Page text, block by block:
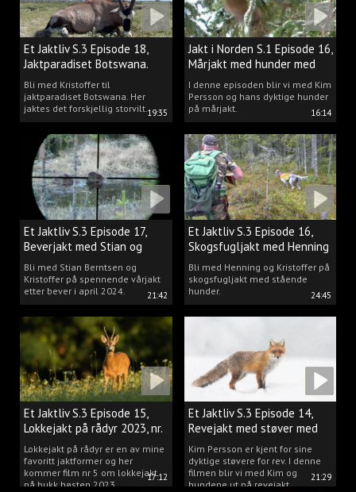
19:35
Et Jaktliv S.3 Episode 18,
Jaktparadiset Botswana.
Bli med Kristoffer til
jaktparadiset Botswana. Her
jaktes det forskjellig storvilt.
16:14
Jakt i Norden S.1 Episode 16,
Mårjakt med hunder med
Kim Persson
I denne episoden blir vi med Kim
Persson og hans dyktige hunder
på mårjakt.
21:42
Et Jaktliv S.3 Episode 17,
Beverjakt med Stian og
Kristoffer
Bli med Stian Berntsen og
Kristoffer på spennende vårjakt
etter bever i april 2024.
24:45
Et Jaktliv S.3 Episode 16,
Skogsfugljakt med Henning
Mathisen
Bli med Henning og Kristoffer på
skogsfugljakt med stående
hunder.
17:12
Et Jaktliv S.3 Episode 15,
Lokkejakt på rådyr 2023, nr.
5Lokkejakt på rådyr er en av mine
favoritt jaktformer og her
kommer film nr 5 om lokkejakt
på bukk høsten 2023.
21:29
Et Jaktliv S.3 Episode 14,
Revejakt med støver med
Kim Persson
Kim Persson er kjent for sine
dyktige støvere for rev. I denne
filmen blir vi med Kim og
hundene ut på revejakt.